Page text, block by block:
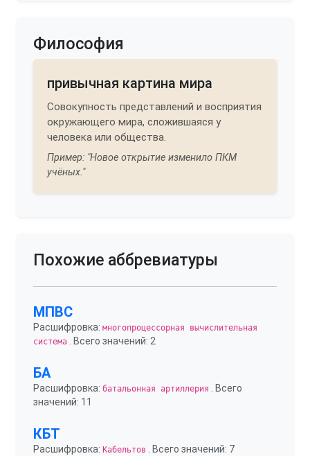
Философия
привычная картина мира
Совокупность представлений и восприятия
окружающего мира, сложившаяся у
человека или общества.
Пример: "Новое открытие изменило ПКМ
учёных."
Похожие аббревиатуры
МПВС
Расшифровка: многопроцессорная вычислительная
система . Всего значений: 2
БА
Расшифровка: батальонная артиллерия
. Всего
значений: 11
КБТ
Расшифровка: Кабельтов . Всего значений: 7